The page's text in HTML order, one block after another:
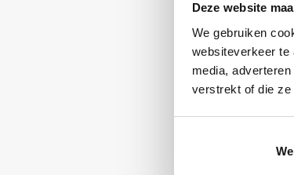
Deze website
We gebruiken
websiteverkeer te
media,
verstrekt of die